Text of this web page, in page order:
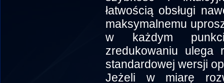
łatwością obsługi
maksymalnemu
w każdym
zredukowaniu ulega
standardowej wersji
Jeżeli w miarę